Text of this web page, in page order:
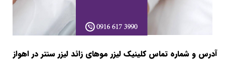
آدرس و شماره تماس کلینیک لیزر موهای زائد لیزر سنتر در اهواز